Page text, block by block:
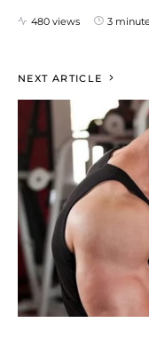
480 views 3
NEXT ARTICLE